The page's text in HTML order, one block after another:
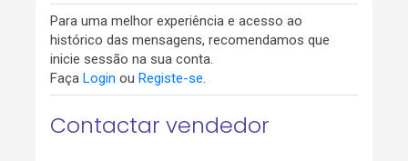
Para uma melhor experiência e acesso ao
histórico das mensagens, recomendamos que
inicie sessão na sua conta.
Faça Login ou Registe-se.
Contactar vendedor